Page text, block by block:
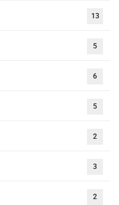
13
5
6
5
2
3
2